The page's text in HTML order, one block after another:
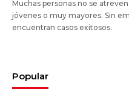
Muchas personas no se
jóvenes o muy mayores. Sin
encuentran casos exitosos.
Popular